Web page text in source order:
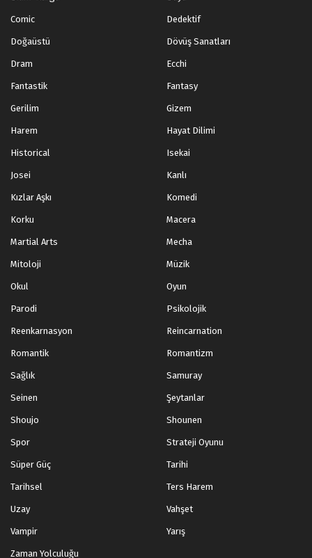
Comic Dedektif
Doğaüstü Dövüş Sanatları
Dram Ecchi
Fantastik Fantasy
Gerilim Gizem
Harem Hayat Dilimi
Historical Isekai
Josei Kanlı
Kızlar Aşkı Komedi
Korku Macera
Martial Arts Mecha
Mitoloji Müzik
Okul Oyun
Parodi Psikolojik
Reenkarnasyon Reincarnation
Romantik Romantizm
Sağlık Samuray
Seinen Şeytanlar
Shoujo Shounen
Spor Strateji Oyunu
Süper Güç Tarihi
Tarihsel Ters Harem
Uzay Vahşet
Vampir Yarış
Zaman Yolculuğu